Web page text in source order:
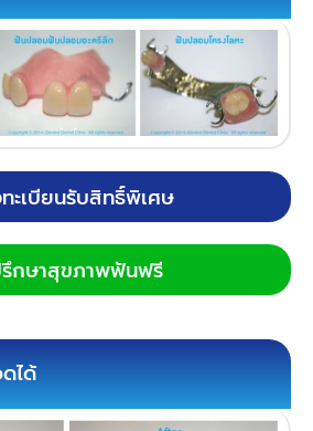
ะเบียนรับสิทธิ์พิเศษ
กษาสุขภาพฟันฟรี
ได้